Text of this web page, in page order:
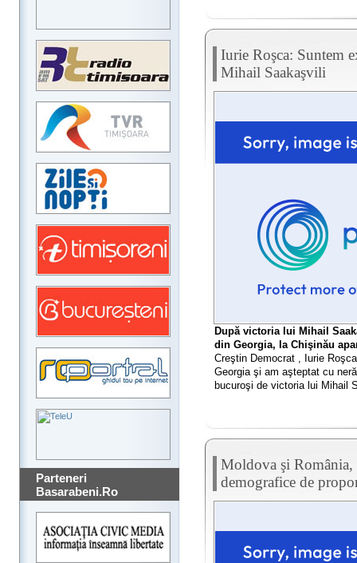
Parteneri
Basarabeni.Ro
Iurie Roşca: Suntem
Mihail Saakaşvili
După victoria lui Mihail
din Georgia, la Chişinău
Creştin Democrat , Iurie
Georgia şi am aşteptat cu
bucuroşi de victoria lui Mihail
Moldova şi România,
demografice de